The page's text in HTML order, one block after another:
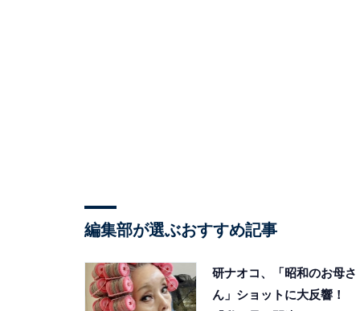
編集部が選ぶおすすめ記事
研ナオコ、「昭和のお母さ
ん」ショットに大反響！